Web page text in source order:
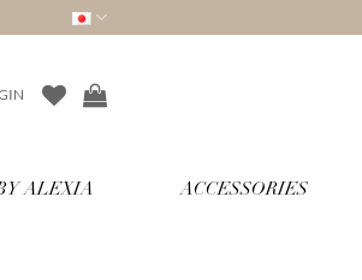
ALEXIA ACCESSORIES